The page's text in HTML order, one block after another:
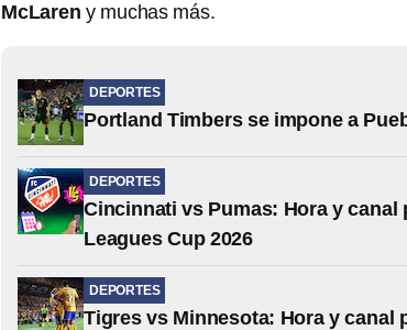
McLaren y muchas más.
DEPORTES
Portland Timbers se impone a
DEPORTES
Cincinnati vs Pumas: Hora y canal
Leagues Cup 2026
DEPORTES
Tigres vs Minnesota: Hora y canal